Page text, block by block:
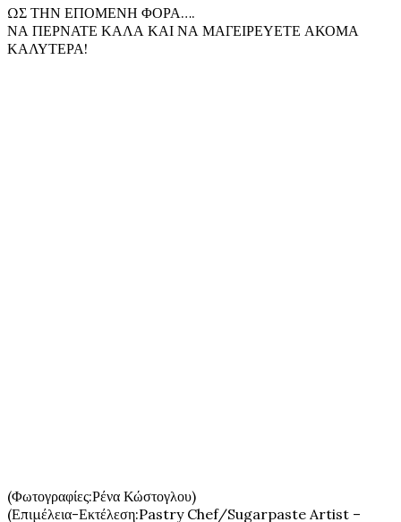
ΩΣ ΤΗΝ ΕΠΟΜΕΝΗ ΦΟΡΑ….
ΝΑ ΠΕΡΝΑΤΕ ΚΑΛΑ ΚΑΙ ΝΑ ΜΑΓΕΙΡΕΥΕΤΕ ΑΚΟΜΑ
ΚΑΛΥΤΕΡΑ!
(Φωτογραφίες:Ρένα Κώστογλου)
(Επιμέλεια-Εκτέλεση:Pastry Chef/Sugarpaste Artist –